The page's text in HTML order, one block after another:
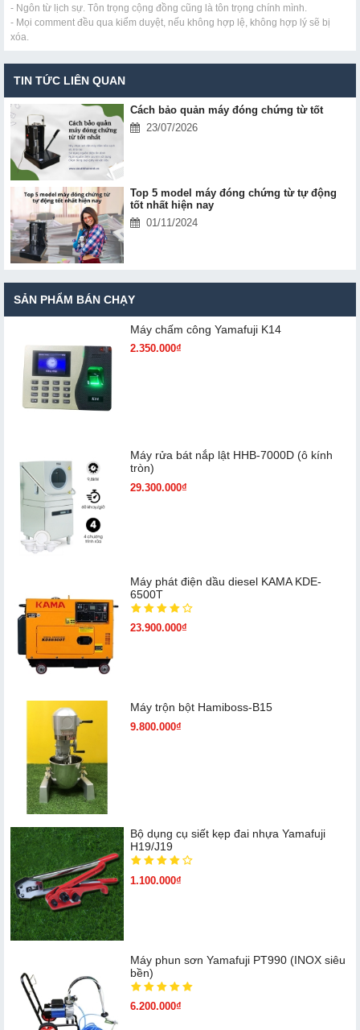
- Ngôn từ lịch sự. Tôn trọng cộng đồng cũng là tôn trọng chính mình.
- Mọi comment đều qua kiểm duyệt, nếu không hợp lệ, không hợp lý sẽ bị
xóa.
TIN TỨC LIÊN QUAN
Cách bảo quản máy đóng chứng từ tốt
23/07/2026
Top 5 model máy đóng chứng từ tự động
tốt nhất hiện nay
01/11/2024
SẢN PHẨM BÁN CHẠY
Máy chấm cô​ng Yamafuji K14
2.350.000₫
Máy rửa bát nắp lật HHB-7000D (ô kính
tròn)
29.300.000₫
Máy phát điện dầu diesel KAMA KDE-
6500T
23.900.000₫
Máy trộn bột Hamiboss-B15
9.800.000₫
Bộ dụng cụ siết kẹp đai nhựa Yamafuji
H19/J19
1.100.000₫
Máy phun sơn Yamafuji PT990 (INOX siêu
bền)
6.200.000₫